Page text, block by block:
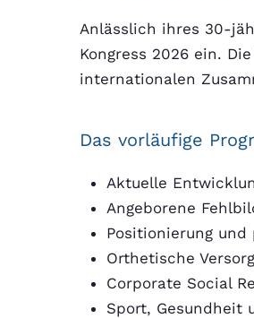
Anlässlich ihres 30-
Kongress 2026 ein.
internationalen
Das vorläufige
Aktuelle
Angeborene
Positionierung
Orthetische
Corporate Social
Sport, Gesundheit